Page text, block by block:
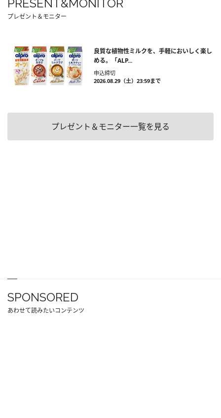
PRESENT&MONITOR
プレゼント＆モニター
良質な植物性ミルクを、手軽においしく楽し
める。「ALP...
申込締切
2026.08.29（土）23:59まで
プレゼント＆モニター一覧を見る
SPONSORED
あわせて読みたいコンテンツ